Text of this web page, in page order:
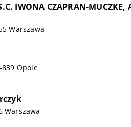
IWONA CZAPRAN-MUCZKE,
Warszawa
Opole
Warszawa